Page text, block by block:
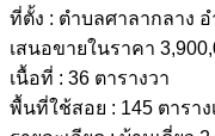
ที่ตั้ง : ตำบลศาลากลาง
เสนอขายในราคา
เนื้อที่ : 36 ตารางวา
พื้นที่ใช้สอย : 145 ตาราง